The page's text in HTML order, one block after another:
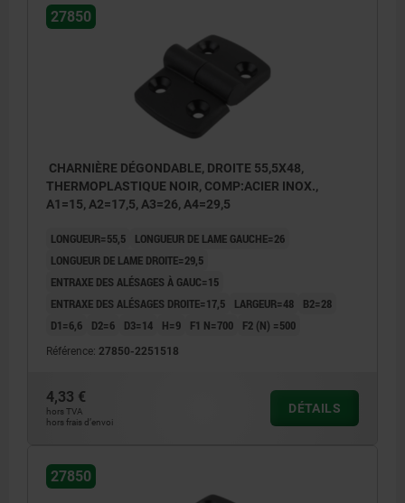
27850
CHARNIÈRE DÉGONDABLE, DROITE 55,5X48,
THERMOPLASTIQUE NOIR, COMP:ACIER INOX.,
A1=15, A2=17,5, A3=26, A4=29,5
LONGUEUR=55,5
LONGUEUR DE LAME GAUCHE=26
LONGUEUR DE LAME DROITE=29,5
ENTRAXE DES ALÉSAGES À GAUC=15
ENTRAXE DES ALÉSAGES DROITE=17,5
LARGEUR=48
B2=28
D1=6,6
D2=6 D3=14 H=9 F1 N=700 F2 (N) =500
Référence: 27850-2251518
4,33 €
hors TVA
hors frais d’envoi
DÉTAILS
27850